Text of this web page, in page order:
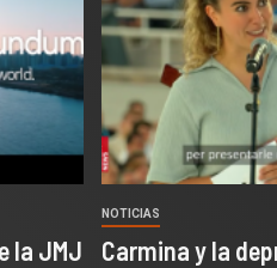
la JMJ
NOTICIAS
Carmina y la